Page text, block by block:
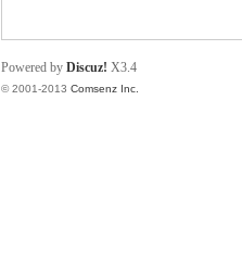
M
Powered by Discuz! X3.4
© 2001-2013 Comsenz Inc.